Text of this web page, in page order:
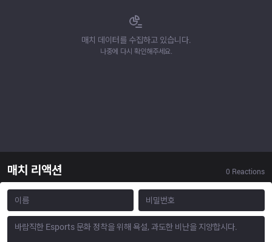
매치 데이터를 수집하고 있습니다.
나중에 다시 확인해주세요.
매치 리액션 0 Reactions